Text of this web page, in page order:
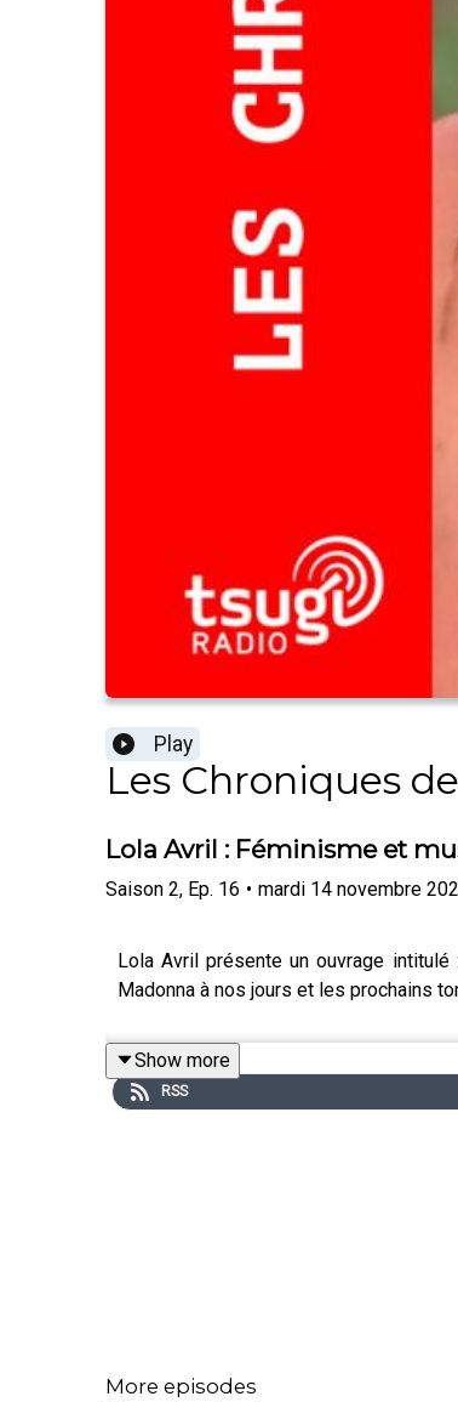
Play
Les Chroniques
Lola Avril : Féminisme et
Saison 2, Ep. 16 • mardi 14 novembre
Lola Avril présente un ouvrage intitulé :
Madonna à nos jours et les prochains
Show more
RSS
More episodes